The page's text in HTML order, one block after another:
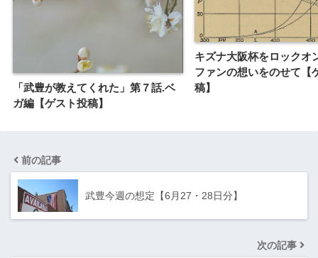
「武豊が教えてくれた」第７話.ベ
ガ編【ゲスト投稿】
キズナ大阪杯をロックオ
ファンの想いをのせて【
稿】
前の記事
武豊今週の想定【6月27・28日分】
次の記事